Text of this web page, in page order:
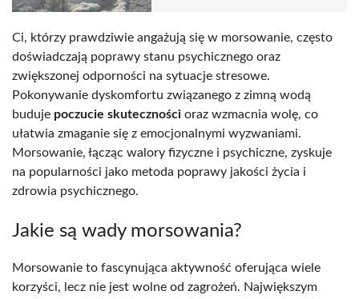
Ci, którzy prawdziwie angażują się w morsowanie, często
doświadczają poprawy stanu psychicznego oraz
zwiększonej odporności na sytuacje stresowe.
Pokonywanie dyskomfortu związanego z zimną wodą
buduje poczucie skuteczności oraz wzmacnia wolę, co
ułatwia zmaganie się z emocjonalnymi wyzwaniami.
Morsowanie, łącząc walory fizyczne i psychiczne, zyskuje
na popularności jako metoda poprawy jakości życia i
zdrowia psychicznego.
Jakie są wady morsowania?
Morsowanie to fascynująca aktywność oferująca wiele
korzyści, lecz nie jest wolne od zagrożeń. Największym